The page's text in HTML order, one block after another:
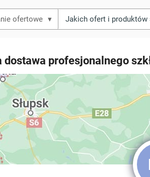
▾
dostawa profesjonalnego